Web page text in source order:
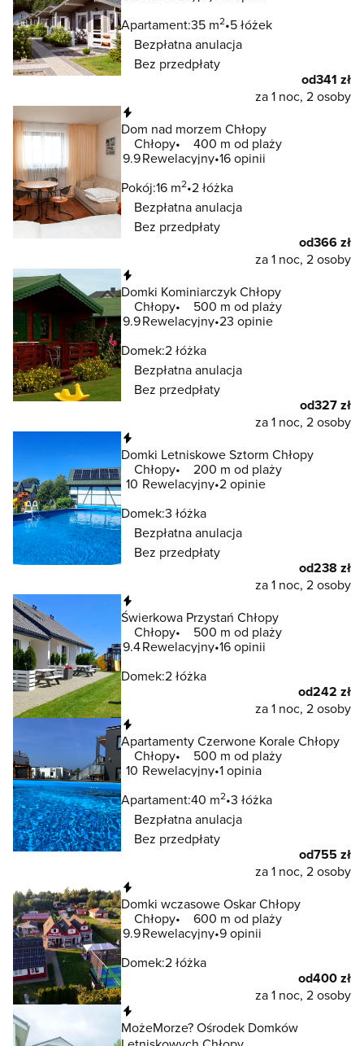
Apartament:35 m2 5 łóżek
Bezpłatna anulacja
Bez przedpłaty
od341 zł
za 1 noc, 2 osoby
Dom nad morzem Chłopy
Chłopy
400 m od plaży
9.9Rewelacyjny 16 opinii
Pokój:16 m2 2 łóżka
Bezpłatna anulacja
Bez przedpłaty
od366 zł
za 1 noc, 2 osoby
Domki Kominiarczyk Chłopy
Chłopy
500 m od plaży
9.9Rewelacyjny 23 opinie
Domek:2 łóżka
Bezpłatna anulacja
Bez przedpłaty
od327 zł
za 1 noc, 2 osoby
Domki Letniskowe Sztorm Chłopy
Chłopy
200 m od plaży
10 Rewelacyjny 2 opinie
Domek:3 łóżka
Bezpłatna anulacja
Bez przedpłaty
od238 zł
za 1 noc, 2 osoby
Świerkowa Przystań Chłopy
Chłopy
500 m od plaży
9.4Rewelacyjny 16 opinii
Domek:2 łóżka
od242 zł
za 1 noc, 2 osoby
Apartamenty Czerwone Korale Chłopy
Chłopy
500 m od plaży
10 Rewelacyjny 1 opinia
Apartament:40 m2 3 łóżka
Bezpłatna anulacja
Bez przedpłaty
od755 zł
za 1 noc, 2 osoby
Domki wczasowe Oskar Chłopy
Chłopy
600 m od plaży
9.9Rewelacyjny 9 opinii
Domek:2 łóżka
od400 zł
za 1 noc, 2 osoby
MożeMorze? Ośrodek Domków